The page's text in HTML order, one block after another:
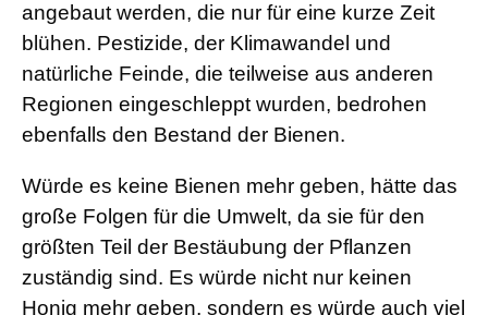
angebaut werden, die nur für eine kurze Zeit
blühen. Pestizide, der Klimawandel und
natürliche Feinde, die teilweise aus anderen
Regionen eingeschleppt wurden, bedrohen
ebenfalls den Bestand der Bienen.
Würde es keine Bienen mehr geben, hätte das
große Folgen für die Umwelt, da sie für den
größten Teil der Bestäubung der Pflanzen
zuständig sind. Es würde nicht nur keinen
Honig mehr geben, sondern es würde auch viel